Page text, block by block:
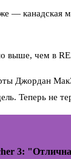
—
выше, чем в
Джордан
Теперь не
3: